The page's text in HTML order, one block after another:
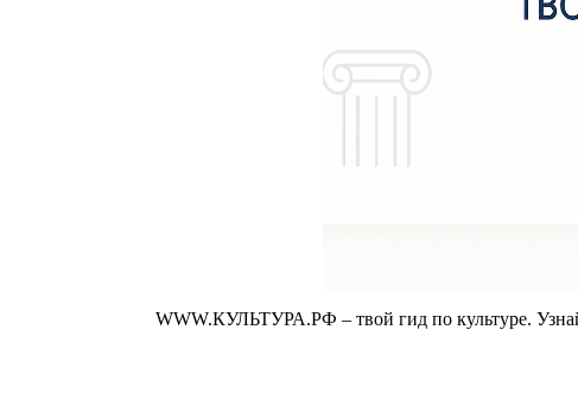
WWW.КУЛЬТУРА.РФ – твой гид по культуре.